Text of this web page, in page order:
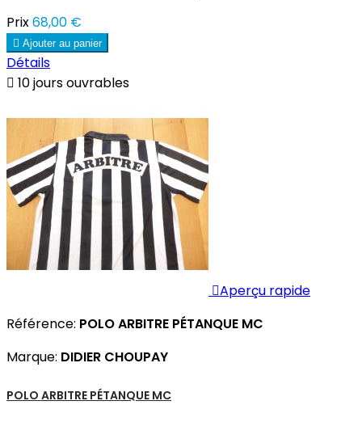
Prix68,00 €
 Ajouter au panier
Détails
 10 jours ouvrables
Aperçu rapide
Référence: POLO ARBITRE PÉTANQUE MC
Marque: DIDIER CHOUPAY
POLO ARBITRE PÉTANQUE MC